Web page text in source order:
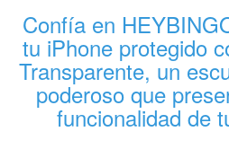
Confía en
tu iPhone protegido
Transparente, un
poderoso que
funcionalidad de